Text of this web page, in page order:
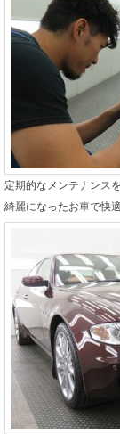
定期的なメンテナンス
綺麗になったお車で快